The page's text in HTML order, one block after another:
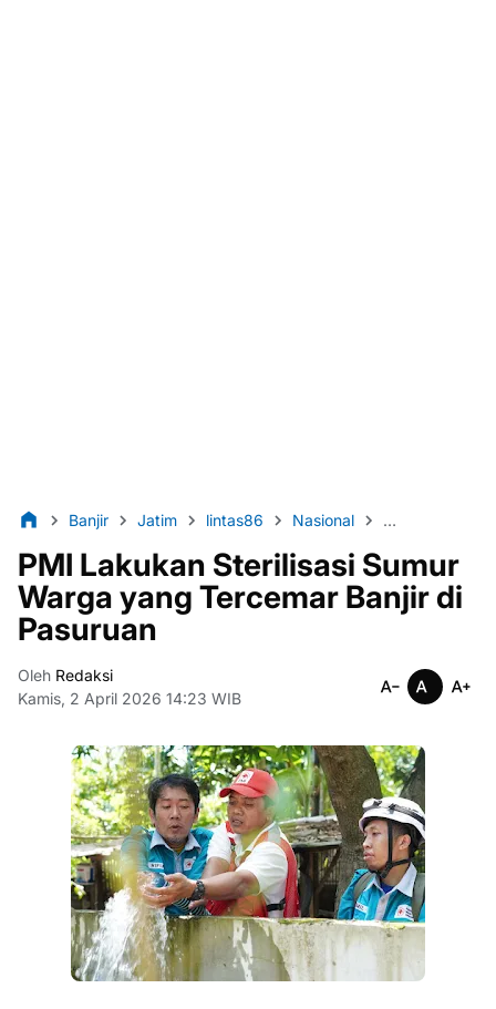
Banjir Jatim lintas86 Nasional Pasuruan
PMI Lakukan Sterilisasi Sumur
Warga yang Tercemar Banjir di
Pasuruan
Oleh Redaksi
Kamis, 2 April 2026 14:23 WIB